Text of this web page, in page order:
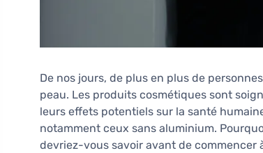
De nos jours, de plus en plus de
peau. Les produits cosmétiques sont
leurs effets potentiels sur la santé
notamment ceux sans aluminium.
devriez-vous savoir avant de